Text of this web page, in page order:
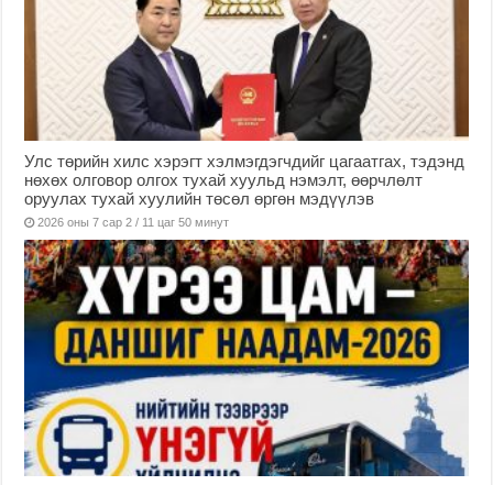
Улс төрийн хилс хэрэгт хэлмэгдэгчдийг цагаатгах, тэдэнд
нөхөх олговор олгох тухай хуульд нэмэлт, өөрчлөлт
оруулах тухай хуулийн төсөл өргөн мэдүүлэв
2026 оны 7 сар 2 / 11 цаг 50 минут